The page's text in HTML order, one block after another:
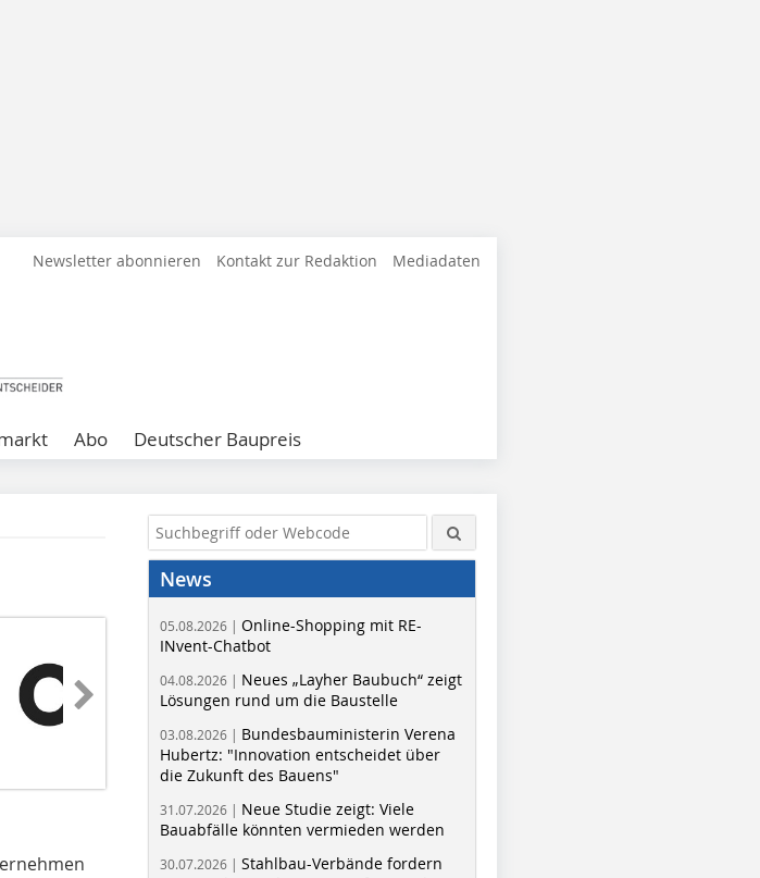
Newsletter abonnieren Kontakt zur Redaktion Mediadaten
Abo Deutscher Baupreis
News
05.08.2026 | Online-Shopping mit RE-
INvent-Chatbot
04.08.2026 | Neues „Layher Baubuch“ zeigt
Lösungen rund um die Baustelle
03.08.2026 | Bundesbauministerin Verena
Hubertz: "Innovation entscheidet über
die Zukunft des Bauens"
31.07.2026 | Neue Studie zeigt: Viele
Bauabfälle könnten vermieden werden
30.07.2026 | Stahlbau-Verbände fordern